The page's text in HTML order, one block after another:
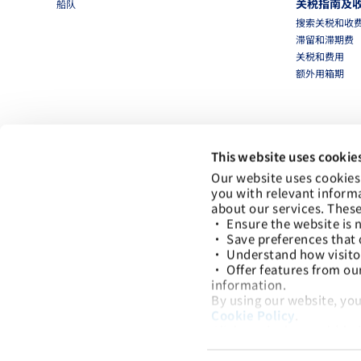
This website uses
Our website uses
you with relevant
about our services.
• Ensure the website is
• Save preferences
• Understand how
• Offer features from
information.
By using our website,
Cookie Policy
船队
关税指南及
搜索关税和收
滞留和滞期费
关税和费用
额外用箱期